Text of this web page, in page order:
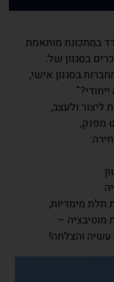
במתכונת מותאמת
בסגנון של:
בסגנון אישי,
ליצור ולעצב,
מפנק,
תלת מימדיות,
מוטיבציה –
והצלחה!